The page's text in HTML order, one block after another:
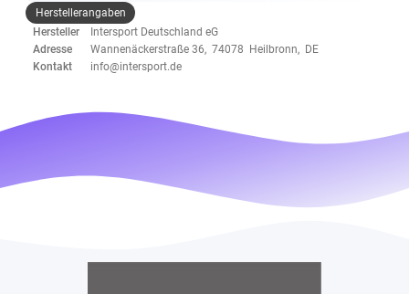
Herstellerangaben
Hersteller
Intersport Deutschland eG
Adresse
Wannenäckerstraße 36, 74078 Heilbronn, DE
Kontakt
info@intersport.de